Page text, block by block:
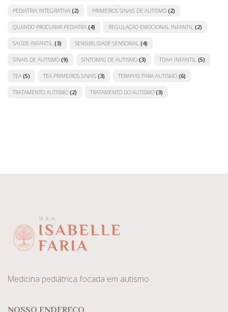
PEDIATRIA INTEGRATIVA (2) PRIMEIROS SINAIS DE AUTISMO (2)
QUANDO PROCURAR PEDIATRA (4) REGULAÇÃO EMOCIONAL INFANTIL (2)
SAÚDE INFANTIL (3) SENSIBILIDADE SENSORIAL (4)
SINAIS DE AUTISMO (9) SINTOMAS DE AUTISMO (3) TDAH INFANTIL (5)
TEA (5) TEA PRIMEIROS SINAIS (3) TERAPIAS PARA AUTISMO (6)
TRATAMENTO AUTISMO (2) TRATAMENTO DO AUTISMO (3)
Medicina pediátrica focada em autismo
NOSSO ENDEREÇO